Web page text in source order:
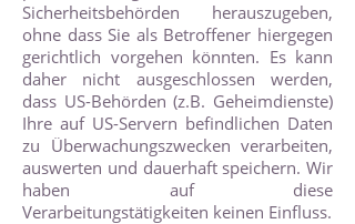
Sicherheitsbehörden herauszugeben,
ohne dass Sie als Betroffener hiergegen
gerichtlich vorgehen könnten. Es kann
daher nicht ausgeschlossen werden,
dass US-Behörden (z.B. Geheimdienste)
Ihre auf US-Servern befindlichen Daten
zu Überwachungszwecken verarbeiten,
auswerten und dauerhaft speichern. Wir
haben auf diese
Verarbeitungstätigkeiten keinen Einfluss.